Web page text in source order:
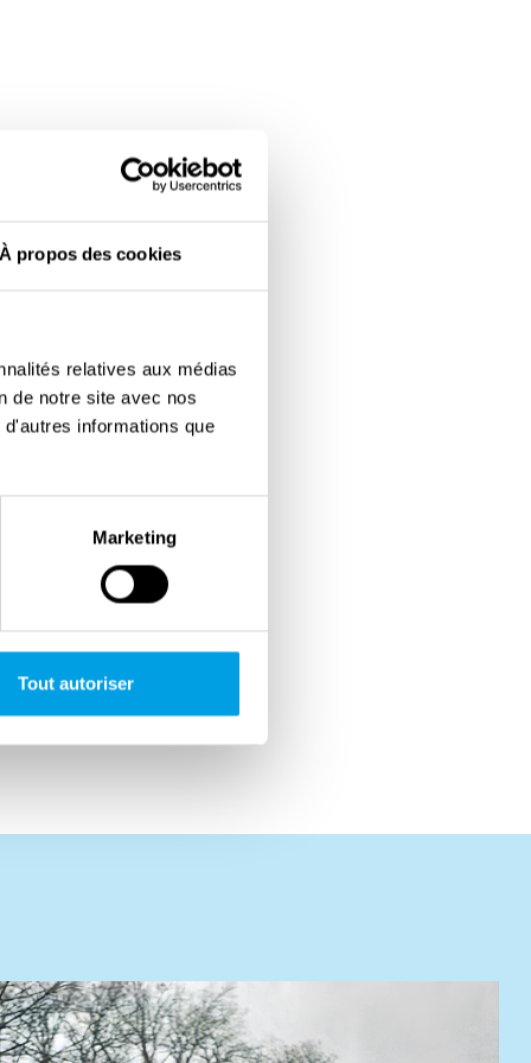
À propos des cookies
relatives aux médias
de notre site avec nos
informations que
Marketing
Tout autoriser